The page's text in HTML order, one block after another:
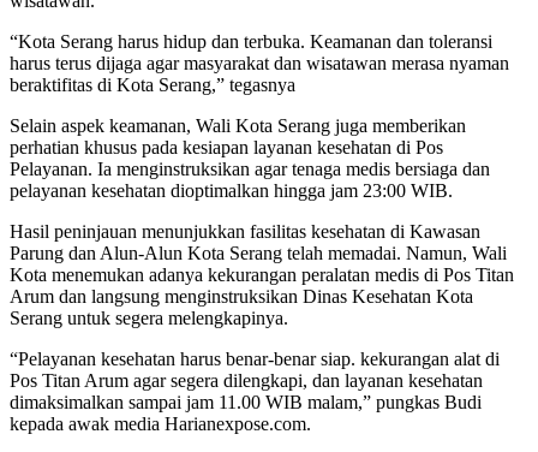
“Kota Serang harus hidup dan terbuka. Keamanan dan toleransi
harus terus dijaga agar masyarakat dan wisatawan merasa nyaman
beraktifitas di Kota Serang,” tegasnya
Selain aspek keamanan, Wali Kota Serang juga memberikan
perhatian khusus pada kesiapan layanan kesehatan di Pos
Pelayanan. Ia menginstruksikan agar tenaga medis bersiaga dan
pelayanan kesehatan dioptimalkan hingga jam 23:00 WIB.
Hasil peninjauan menunjukkan fasilitas kesehatan di Kawasan
Parung dan Alun-Alun Kota Serang telah memadai. Namun, Wali
Kota menemukan adanya kekurangan peralatan medis di Pos Titan
Arum dan langsung menginstruksikan Dinas Kesehatan Kota
Serang untuk segera melengkapinya.
“Pelayanan kesehatan harus benar-benar siap. kekurangan alat di
Pos Titan Arum agar segera dilengkapi, dan layanan kesehatan
dimaksimalkan sampai jam 11.00 WIB malam,” pungkas Budi
kepada awak media Harianexpose.com.